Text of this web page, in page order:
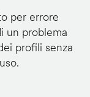
per errore
un problema
profili senza